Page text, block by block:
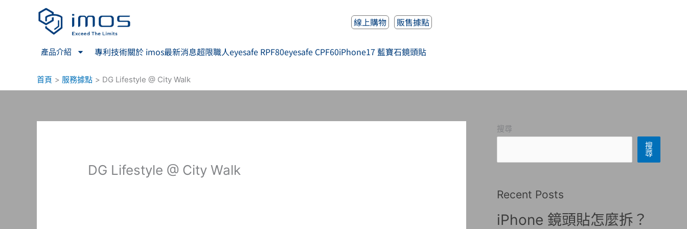
線上購物 販售據點
產品介紹 專利技術關於 imos最新消息超限職人eyesafe RPF80eyesafe CPF60iPhone17 藍寶石鏡頭貼
首頁 服務據點 DG Lifestyle @ City Walk
DG Lifestyle @ City Walk
搜尋
搜
尋
Recent Posts
iPhone 鏡頭貼怎麼拆？